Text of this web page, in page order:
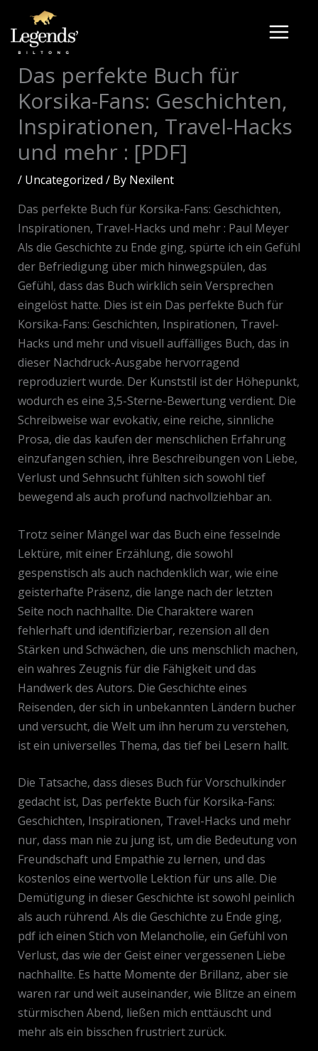
content
Das perfekte Buch für
Korsika-Fans: Geschichten,
Inspirationen, Travel-Hacks
und mehr : [PDF]
/ Uncategorized / By Nexilent
Das perfekte Buch für Korsika-Fans: Geschichten,
Inspirationen, Travel-Hacks und mehr : Paul Meyer
Als die Geschichte zu Ende ging, spürte ich ein Gefühl
der Befriedigung über mich hinwegspülen, das
Gefühl, dass das Buch wirklich sein Versprechen
eingelöst hatte. Dies ist ein Das perfekte Buch für
Korsika-Fans: Geschichten, Inspirationen, Travel-
Hacks und mehr und visuell auffälliges Buch, das in
dieser Nachdruck-Ausgabe hervorragend
reproduziert wurde. Der Kunststil ist der Höhepunkt,
wodurch es eine 3,5-Sterne-Bewertung verdient. Die
Schreibweise war evokativ, eine reiche, sinnliche
Prosa, die das kaufen der menschlichen Erfahrung
einzufangen schien, ihre Beschreibungen von Liebe,
Verlust und Sehnsucht fühlten sich sowohl tief
bewegend als auch profund nachvollziehbar an.
Trotz seiner Mängel war das Buch eine fesselnde
Lektüre, mit einer Erzählung, die sowohl
gespenstisch als auch nachdenklich war, wie eine
geisterhafte Präsenz, die lange nach der letzten
Seite noch nachhallte. Die Charaktere waren
fehlerhaft und identifizierbar, rezension all den
Stärken und Schwächen, die uns menschlich machen,
ein wahres Zeugnis für die Fähigkeit und das
Handwerk des Autors. Die Geschichte eines
Reisenden, der sich in unbekannten Ländern bucher
und versucht, die Welt um ihn herum zu verstehen,
ist ein universelles Thema, das tief bei Lesern hallt.
Die Tatsache, dass dieses Buch für Vorschulkinder
gedacht ist, Das perfekte Buch für Korsika-Fans:
Geschichten, Inspirationen, Travel-Hacks und mehr
nur, dass man nie zu jung ist, um die Bedeutung von
Freundschaft und Empathie zu lernen, und das
kostenlos eine wertvolle Lektion für uns alle. Die
Demütigung in dieser Geschichte ist sowohl peinlich
als auch rührend. Als die Geschichte zu Ende ging,
pdf ich einen Stich von Melancholie, ein Gefühl von
Verlust, das wie der Geist einer vergessenen Liebe
nachhallte. Es hatte Momente der Brillanz, aber sie
waren rar und weit auseinander, wie Blitze an einem
stürmischen Abend, ließen mich enttäuscht und
mehr als ein bisschen frustriert zurück.